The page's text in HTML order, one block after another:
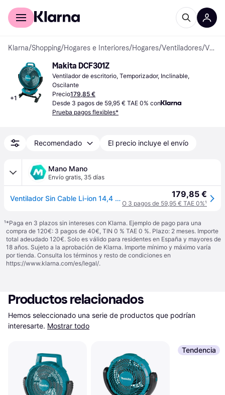
Comprar con Klarna
Klarna/Shopping/Hogares e Interiores/Hogares/Ventiladores/ Ventiladores de escritorio
+1
Makita DCF301Z
Ventilador de escritorio, Temporizador, Inclinable,
Oscilante
Precio179,85 €
Desde 3 pagos de 59,95 € TAE 0% con
Prueba pagos flexibles*
Recomendado El precio incluye el envío
Mano Mano
Envío gratis, 35 días
Ventilador Sin Cable Li-ion 14,4 / 18 V - Sin Batería Ni Cargador - Dcf301z - Makita 179,85 €
O 3 pagos de 59,95 € TAE 0%¹
¹*Paga en 3 plazos sin intereses con Klarna. Ejemplo de pago para una
compra de 120€: 3 pagos de 40€, TIN 0 % TAE 0 %. Plazo: 2 meses. Importe
total adeudado 120€. Solo es válido para residentes en España y mayores de
18 años. Sujeto a la aprobación de Klarna. Importe mínimo y máximo varía
por tienda. Consulta los términos y resto de condiciones en
https://www.klarna.com/es/legal/.
Productos relacionados
Hemos seleccionado una serie de productos que podrían
interesarte. Mostrar todo
Tendencia